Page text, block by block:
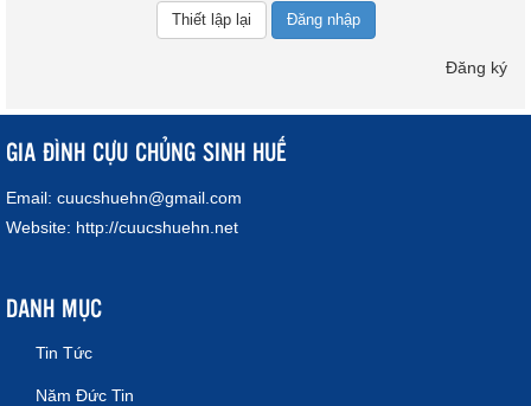
Đăng nhập
Đăng ký
GIA ĐÌNH CỰU CHỦNG SINH HUẾ
Email: cuucshuehn@gmail.com
Website: http://cuucshuehn.net
DANH MỤC
Tin Tức
Năm Đức Tin